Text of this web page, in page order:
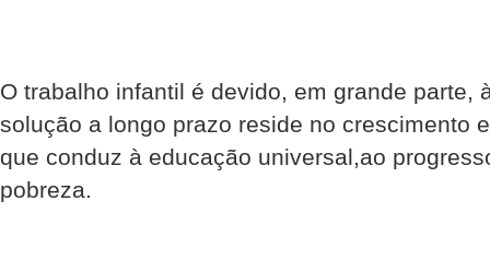
O trabalho infantil é devido, em grande parte,
solução a longo prazo reside no crescimento
que conduz à educação universal,ao
pobreza.